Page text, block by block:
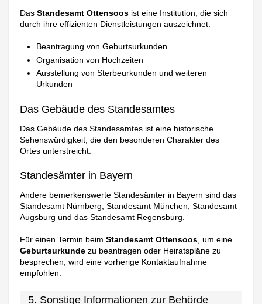
DasStandesamt Ottensoos ist eine Institution, die sich
durch ihre effizienten Dienstleistungen auszeichnet:
Beantragung von Geburtsurkunden
Organisation von Hochzeiten
Ausstellung von Sterbeurkunden und weiteren
Urkunden
Das Gebäude des Standesamtes
Das Gebäude des Standesamtes ist eine historische
Sehenswürdigkeit, die den besonderen Charakter des
Ortes unterstreicht.
Standesämter in Bayern
Andere bemerkenswerte Standesämter in Bayern sind das
Standesamt Nürnberg, Standesamt München, Standesamt
Augsburg und das Standesamt Regensburg.
Für einen Termin beimStandesamt Ottensoos, um eine
Geburtsurkunde zu beantragen oder Heiratspläne zu
besprechen, wird eine vorherige Kontaktaufnahme
empfohlen.
5. Sonstige Informationen zur Behörde